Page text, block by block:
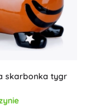
skarbonka tygr